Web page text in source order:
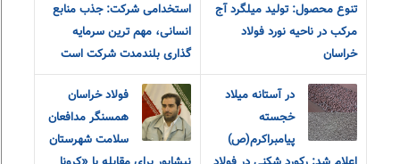
تنوع محصول: تولید میلگرد آج
مرکب در ناحیه نورد فولاد
خراسان
استخدامی شرکت: جذب منابع
انسانی، مهم ترین سرمایه
گذاری بلندمدت شرکت است
در آستانه میلاد
خجسته
پیامبراکرم(ص)
فولاد خراسان
همسنگر مدافعان
سلامت شهرستان